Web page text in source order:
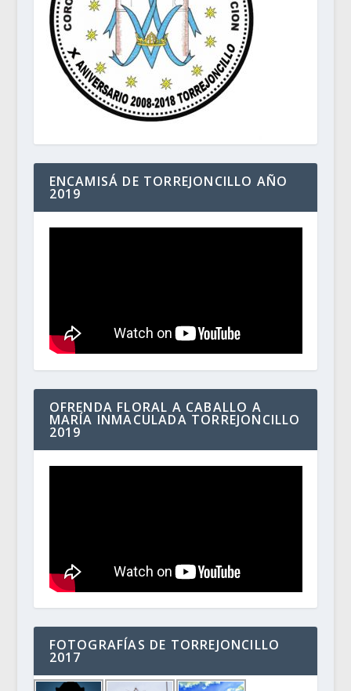
ENCAMISÁ DE TORREJONCILLO AÑO
2019
OFRENDA FLORAL A CABALLO A
MARÍA INMACULADA TORREJONCILLO
2019
FOTOGRAFÍAS DE TORREJONCILLO
2017